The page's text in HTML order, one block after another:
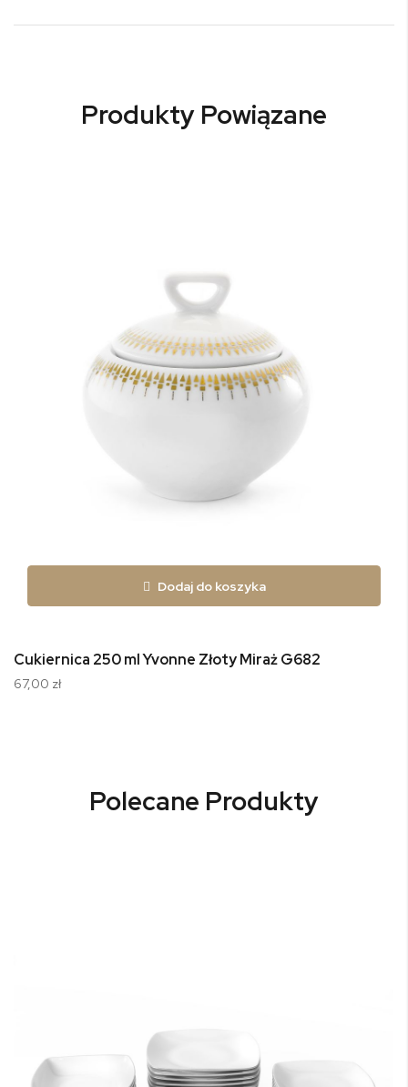
Produkty Powiązane
Dodaj do koszyka
Cukiernica 250 ml Yvonne Złoty Miraż G682
67,00 zł
Polecane Produkty